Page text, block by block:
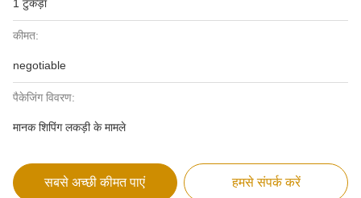
1 टुकड़ा
कीमत:
negotiable
पैकेजिंग विवरण:
मानक शिपिंग लकड़ी के मामले
सबसे अच्छी कीमत पाएं हमसे संपर्क करें